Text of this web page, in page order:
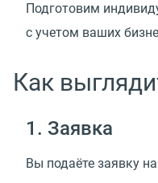
Подготовим
с учетом ваших
Как
1. Заявка
Вы подаёте заявку на